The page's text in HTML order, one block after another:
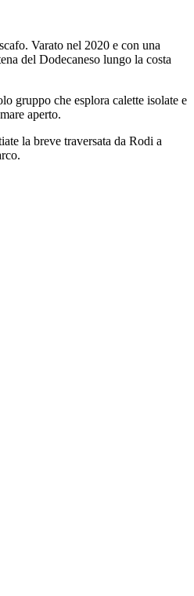
Varato nel 2020 e con una
del Dodecaneso lungo la costa
gruppo che esplora calette isolate e
aperto.
la breve traversata da Rodi a